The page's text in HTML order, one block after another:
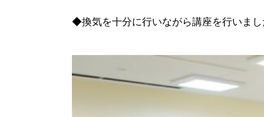
◆換気を十分に行いながら講座を行いま